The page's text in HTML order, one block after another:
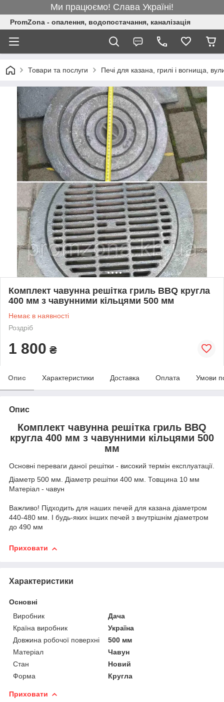
Ми працюємо! Слава Україні!
PromZona - опалення, водопостачання, каналізація
Товари та послуги Печі для казана, грилі і вогнища,
Комплект чавунна решітка гриль BBQ кругла
400 мм з чавунними кільцями 500 мм
Немає в наявності
Роздріб
1 800 ₴
Опис Характеристики Доставка Оплата Умови
Опис
Комплект чавунна решітка гриль BBQ
кругла 400 мм з чавунними кільцями 500
мм
Основні переваги даної решітки - високий термін експлуатації.
Діаметр 500 мм. Діаметр решітки 400 мм. Товщина 10 мм
Матеріал - чавун
Важливо! Підходить для наших печей для казана діаметром
440-480 мм. І будь-яких інших печей з внутрішнім діаметром
до 490 мм
Приховати
Характеристики
Основні
Виробник
Дача
Країна виробник
Україна
Довжина робочої поверхні
500 мм
Матеріал
Чавун
Стан
Новий
Форма
Кругла
Приховати